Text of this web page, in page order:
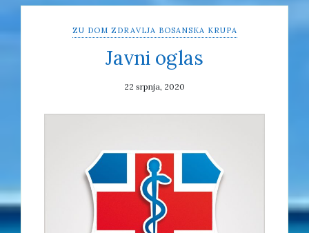
ZU DOM ZDRAVLJA BOSANSKA KRUPA
Javni oglas
22 srpnja, 2020